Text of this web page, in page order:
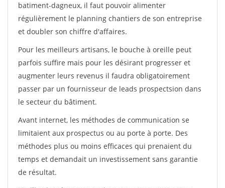
batiment-dagneux, il faut pouvoir alimenter
régulièrement le planning chantiers de son entreprise
et doubler son chiffre d'affaires.
Pour les meilleurs artisans, le bouche à oreille peut
parfois suffire mais pour les désirant progresser et
augmenter leurs revenus il faudra obligatoirement
passer par un fournisseur de leads prospectsion dans
le secteur du bâtiment.
Avant internet, les méthodes de communication se
limitaient aux prospectus ou au porte à porte. Des
méthodes plus ou moins efficaces qui prenaient du
temps et demandait un investissement sans garantie
de résultat.